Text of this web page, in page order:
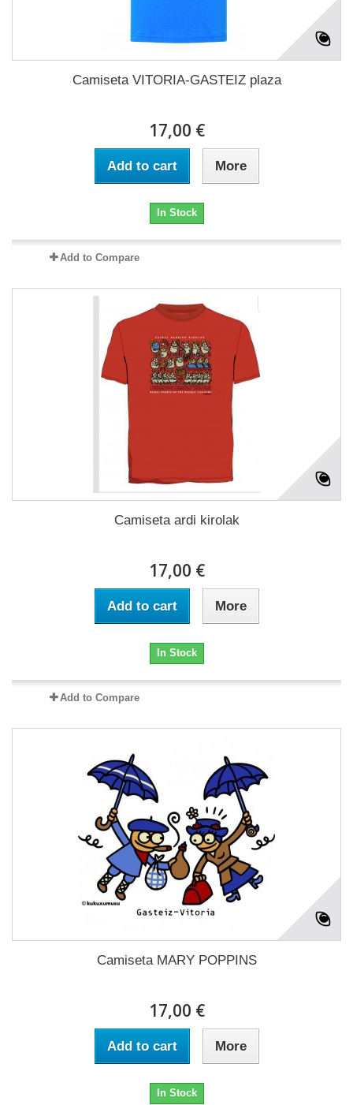
Camiseta VITORIA-GASTEIZ plaza
17,00 €
Add to cart More
In Stock
Add to Compare
Camiseta ardi kirolak
17,00 €
Add to cart More
In Stock
Add to Compare
Camiseta MARY POPPINS
17,00 €
Add to cart More
In Stock